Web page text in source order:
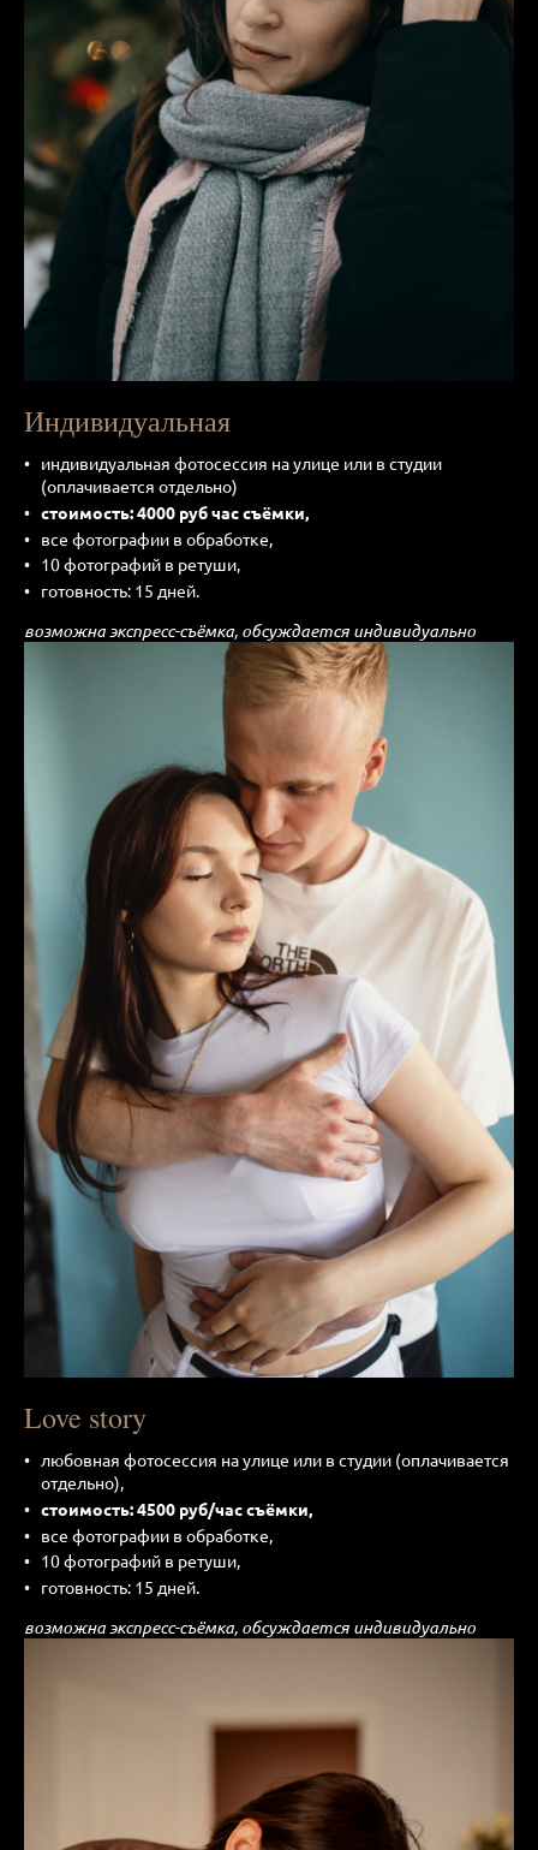
Индивидуальная
индивидуальная фотосессия на улице или в студии
(оплачивается отдельно)
стоимость: 4000 руб час съёмки,
все фотографии в обработке,
10 фотографий в ретуши,
готовность: 15 дней.
возможна экспресс-съёмка, обсуждается индивидуально
Love story
любовная фотосессия на улице или в студии (оплачивается
отдельно),
стоимость: 4500 руб/час съёмки,
все фотографии в обработке,
10 фотографий в ретуши,
готовность: 15 дней.
возможна экспресс-съёмка, обсуждается индивидуально